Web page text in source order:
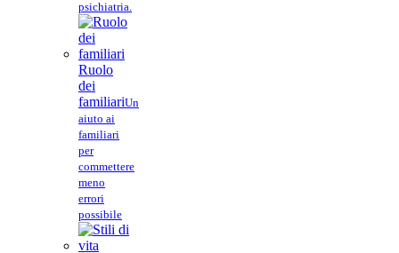
psichiatria.
Ruolo
dei
familiariUn
aiuto ai
familiari
per
commettere
meno
errori
possibile